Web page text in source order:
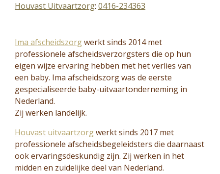
Houvast Uitvaartzorg: 0416-234363
Ima afscheidszorgwerkt sinds 2014 met
professionele afscheidsverzorgsters die op hun
eigen wijze ervaring hebben met het verlies van
een baby. Ima afscheidszorg was de eerste
gespecialiseerde baby-uitvaartonderneming in
Nederland.
Zij werken landelijk.
Houvast uitvaartzorgwerkt sinds 2017 met
professionele afscheidsbegeleidsters die daarnaast
ook ervaringsdeskundig zijn. Zij werken in het
midden en zuidelijke deel van Nederland.